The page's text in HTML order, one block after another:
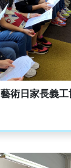
藝術日家長義工